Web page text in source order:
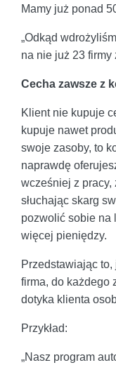
Mamy już ponad
„Odkąd
na nie już 23 firmy
Cecha zawsze z
Klient nie kupuje
kupuje nawet
swoje zasoby, to
naprawdę
wcześniej z pracy,
słuchając skarg
pozwolić sobie na
więcej pieniędzy.
Przedstawiając
firma, do każdego
dotyka klienta
Przykład:
„Nasz program